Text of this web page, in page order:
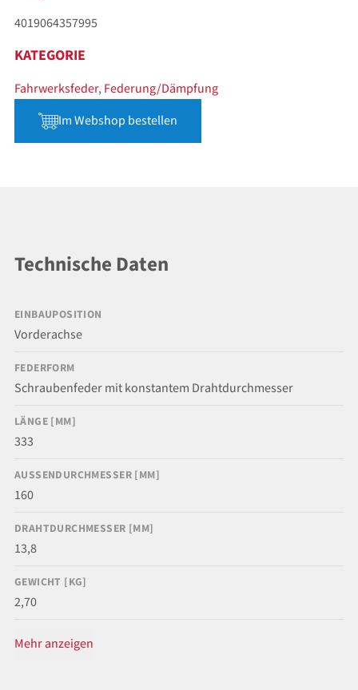
4019064357995
KATEGORIE
Fahrwerksfeder, Federung/Dämpfung
Im Webshop bestellen
Technische Daten
EINBAUPOSITION
Vorderachse
FEDERFORM
Schraubenfeder mit konstantem Drahtdurchmesser
LÄNGE [MM]
333
AUSSENDURCHMESSER [MM]
160
DRAHTDURCHMESSER [MM]
13,8
GEWICHT [KG]
2,70
Mehr anzeigen